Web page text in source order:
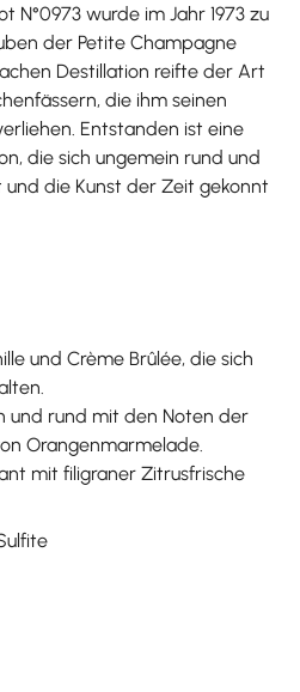
N°0973 wurde im Jahr 1973 zu
der Petite Champagne
Destillation reifte der Art
die ihm seinen
Entstanden ist eine
die sich ungemein rund und
die Kunst der Zeit gekonnt
und Crème Brûlée, die sich
und rund mit den Noten der
Orangenmarmelade.
mit filigraner Zitrusfrische